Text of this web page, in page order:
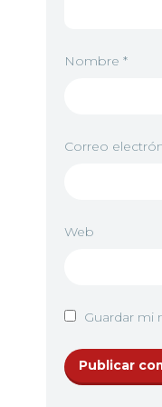
Nombre *
Correo
Web
Guardar mi